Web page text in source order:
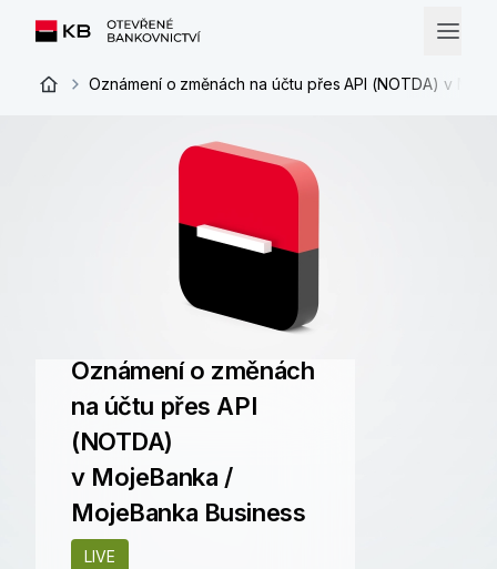
Oznámení o změnách na účtu přes API (NOTDA) v
Oznámení o změnách
na účtu přes API
(NOTDA)
v MojeBanka /
MojeBanka Business
LIVE